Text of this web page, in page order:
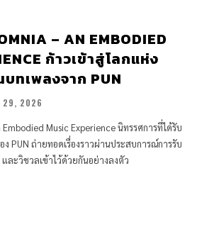
– AN EMBODIED
ก้าวเข้าสู่โลกแห่ง
ทเพลงจาก PUN
29, 2026
Embodied Music Experience นิทรรศการที่ได้รับ
PUN ถ่ายทอดเรื่องราวผ่านประสบการณ์การรับ
ละวิชวลเข้าไว้ด้วยกันอย่างลงตัว